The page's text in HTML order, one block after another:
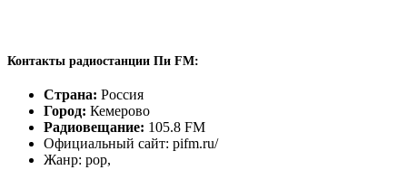
Контакты радиостанции Пи FM:
Страна: Россия
Город: Кемерово
Радиовещание: 105.8 FM
Официальный сайт: pifm.ru/
Жанр: pop,